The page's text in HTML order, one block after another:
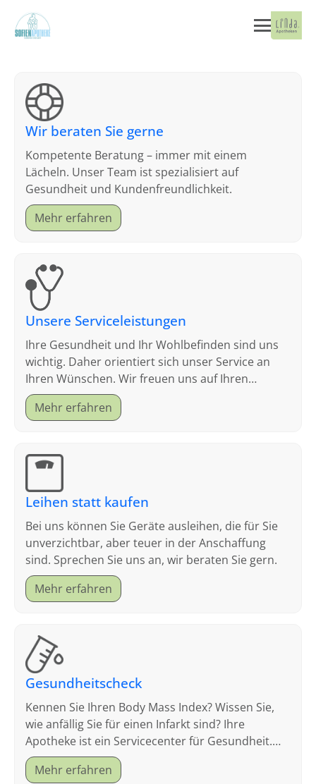
Wir beraten Sie gerne
Kompetente Beratung – immer mit einem
Lächeln. Unser Team ist spezialisiert auf
Gesundheit und Kundenfreundlichkeit.
Mehr erfahren
Unsere Serviceleistungen
Ihre Gesundheit und Ihr Wohlbefinden sind uns
wichtig. Daher orientiert sich unser Service an
Ihren Wünschen. Wir freuen uns auf Ihren
Besuch.
Mehr erfahren
Leihen statt kaufen
Bei uns können Sie Geräte ausleihen, die für Sie
unverzichtbar, aber teuer in der Anschaffung
sind. Sprechen Sie uns an, wir beraten Sie gern.
Mehr erfahren
Gesundheitscheck
Kennen Sie Ihren Body Mass Index? Wissen Sie,
wie anfällig Sie für einen Infarkt sind? Ihre
Apotheke ist ein Servicecenter für Gesundheit.
Schauen Sie sich an, welche Tests wir anbieten.
Mehr erfahren